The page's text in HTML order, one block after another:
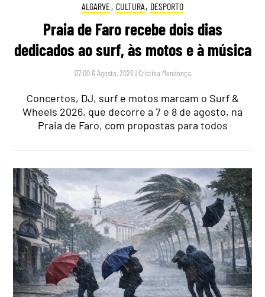
ALGARVE, CULTURA, DESPORTO
Praia de Faro recebe dois dias
dedicados ao surf, às motos e à música
07:00 6 Agosto, 2026 | Cristina Mendonça
Concertos, DJ, surf e motos marcam o Surf &
Wheels 2026, que decorre a 7 e 8 de agosto, na
Praia de Faro, com propostas para todos